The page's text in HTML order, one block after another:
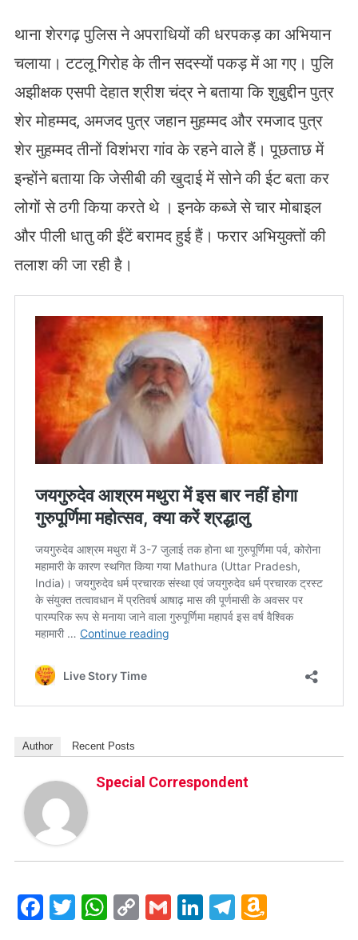
थाना शेरगढ़ पुलिस ने अपराधियों की धरपकड़ का अभियान
चलाया। टटलू गिरोह के तीन सदस्यों पकड़ में आ गए। पुलि
अझीक्षक एसपी देहात श्रीश चंद्र ने बताया कि शुबुद्दीन पुत्र
शेर मोहम्मद, अमजद पुत्र जहान मुहम्मद और रमजाद पुत्र
शेर मुहम्मद तीनों विशंभरा गांव के रहने वाले हैं। पूछताछ में
इन्होंने बताया कि जेसीबी की खुदाई में सोने की ईट बता कर
लोगों से ठगी किया करते थे । इनके कब्जे से चार मोबाइल
और पीली धातु की ईंटें बरामद हुई हैं। फरार अभियुक्तों की
तलाश की जा रही है।
Author Recent Posts
Special Correspondent
Facebook
Twitter
WhatsApp
CopyGmailLinkedIn
Telegram
Amazon